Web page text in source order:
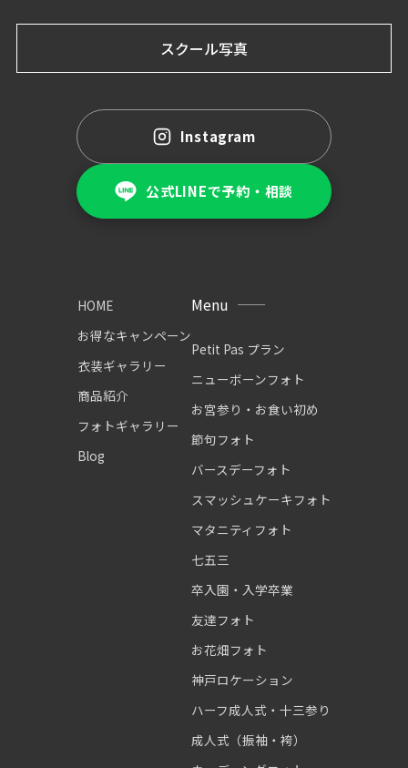
スクール写真
Instagram
公式LINEで予約・相談
HOME
お得なキャンペーン
衣装ギャラリー
商品紹介
フォトギャラリー
Blog
Menu
Petit Pas プラン
ニューボーンフォト
お宮参り・お食い初め
節句フォト
バースデーフォト
スマッシュケーキフォト
マタニティフォト
七五三
卒入園・入学卒業
友達フォト
お花畑フォト
神戸ロケーション
ハーフ成人式・十三参り
成人式（振袖・袴）